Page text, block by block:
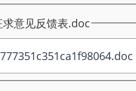
意见反馈表.doc